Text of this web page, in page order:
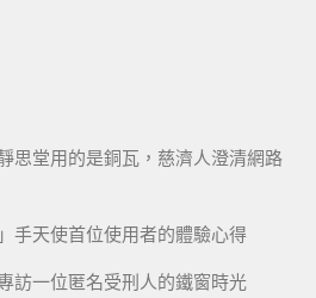
思堂用的是銅瓦，慈濟人澄清網路
手天使首位使用者的體驗心得
訪一位匿名受刑人的鐵窗時光